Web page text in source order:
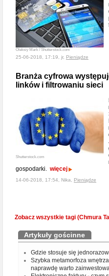
Oleksiy Mark / Shutterstock.com
25-06-2018, 17:19, jr, Pieniądze
Branża cyfrowa
linków i filtrowaniu sieci
Shutterstock.com
gospodarki. więcej
14-06-2018, 17:54, Nika, Pieniądze
Zobacz wszystkie tagi (Chmura
Artykuły gościnne
Gdzie stosuje się
Szybka metamorfoza
naprawdę warto